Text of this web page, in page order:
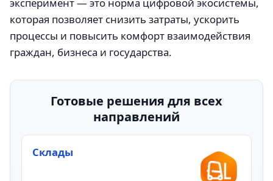
которая позволяет снизить затраты, ускорить
процессы и повысить комфорт взаимодействия
граждан, бизнеса и государства.
Готовые решения для всех
направлений
Склады